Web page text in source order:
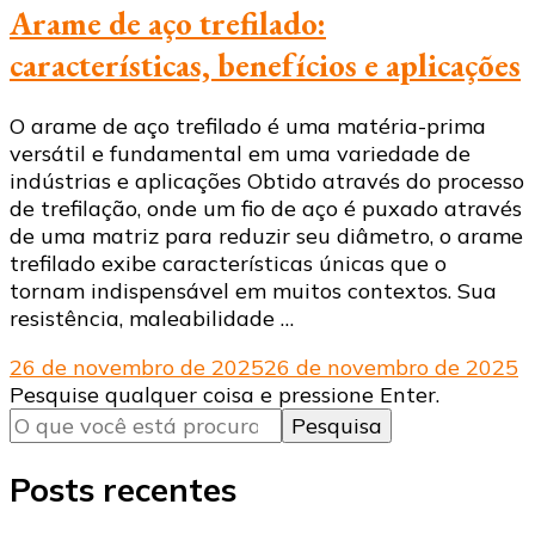
Arame de aço trefilado:
características, benefícios e aplicações
O arame de aço trefilado é uma matéria-prima
versátil e fundamental em uma variedade de
indústrias e aplicações Obtido através do processo
de trefilação, onde um fio de aço é puxado através
de uma matriz para reduzir seu diâmetro, o arame
trefilado exibe características únicas que o
tornam indispensável em muitos contextos. Sua
resistência, maleabilidade …
26 de novembro de 202526 de novembro de 2025
Procurando
algo?
Pesquise qualquer coisa e pressione Enter.
Posts recentes